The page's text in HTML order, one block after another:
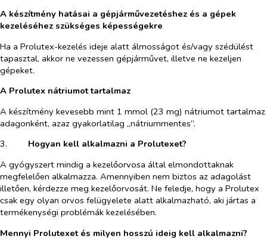
A készítmény hatásai a gépjárművezetéshez és a gépek
kezeléséhez szükséges képességekre
Ha a Prolutex-kezelés ideje alatt álmosságot és/vagy szédülést
tapasztal, akkor ne vezessen gépjárművet, illetve ne kezeljen
gépeket.
A Prolutex nátriumot tartalmaz
A készítmény kevesebb mint 1 mmol (23 mg) nátriumot tartalmaz
adagonként, azaz gyakorlatilag „nátriummentes”.
3.​
Hogyan kell alkalmazni a Prolutexet?
A gyógyszert mindig a kezelőorvosa által elmondottaknak
megfelelően alkalmazza. Amennyiben nem biztos az adagolást
illetően, kérdezze meg kezelőorvosát. Ne feledje, hogy a Prolutex
csak egy olyan orvos felügyelete alatt alkalmazható, aki jártas a
termékenységi problémák kezelésében.
Mennyi Prolutexet és milyen hosszú ideig kell alkalmazni?